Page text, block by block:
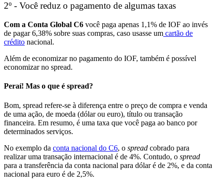
2º - Você reduz o pagamento de algumas taxas
Com a Conta Global C6 você paga apenas 1,1% de IOF ao invés
de pagar 6,38% sobre suas compras, caso usasse um cartão de
crédito nacional.
Além de economizar no pagamento do IOF, também é possível
economizar no spread.
Peraí! Mas o que é spread?
Bom, spread refere-se à diferença entre o preço de compra e venda
de uma ação, de moeda (dólar ou euro), título ou transação
financeira. Em resumo, é uma taxa que você paga ao banco por
determinados serviços.
No exemplo da conta nacional do C6, o spread cobrado para
realizar uma transação internacional é de 4%. Contudo, o spread
para a transferência da conta nacional para dólar é de 2%, e da conta
nacional para euro é de 2,5%.